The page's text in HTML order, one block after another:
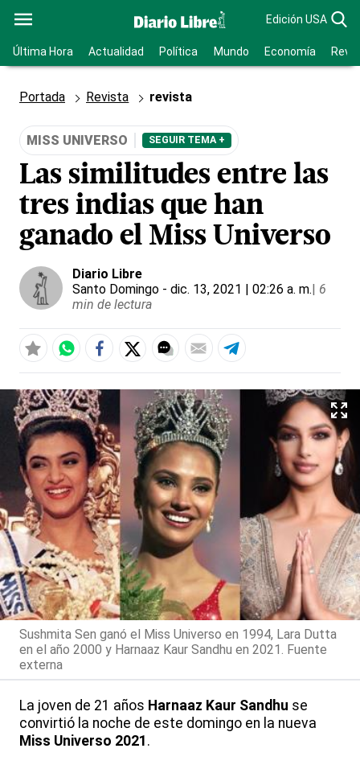
Edición USA
Última Hora Actualidad Política Mundo Economía
Portada Revista revista
MISS UNIVERSO SEGUIR TEMA +
Las similitudes entre las
tres indias que han
ganado el Miss Universo
Diario Libre
Santo Domingo - dic. 13, 2021 | 02:26 a. m.| 6
min de lectura
Sushmita Sen ganó el Miss Universo en 1994, Lara Dutta
en el año 2000 y Harnaaz Kaur Sandhu en 2021. Fuente
externa
La joven de 21 años Harnaaz Kaur Sandhu se
convirtió la noche de este domingo en la nueva
Miss Universo 2021 .